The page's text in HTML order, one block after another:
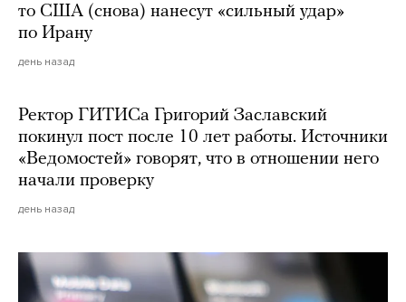
то США (снова) нанесут «сильный удар»
по Ирану
день назад
Ректор ГИТИСа Григорий Заславский
покинул пост после 10 лет работы. Источники
«Ведомостей» говорят, что в отношении него
начали проверку
день назад